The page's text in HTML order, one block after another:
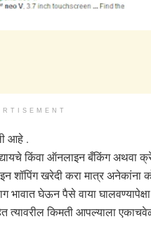
आहे .
ऑनलाइन बँकिंग अथवा
खरेदी करा मात्र अनेकांना
घेऊन पैसे वाया
त्यावरील किमती आपल्याला